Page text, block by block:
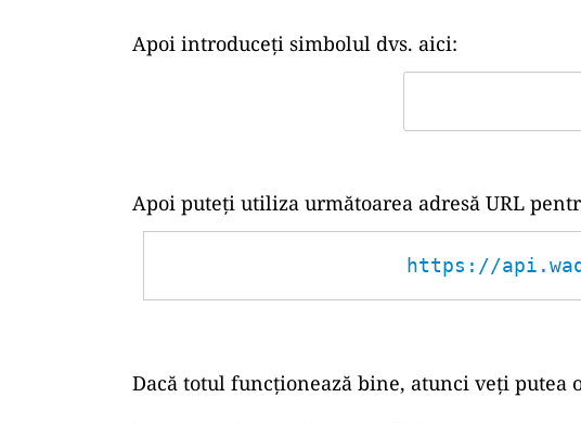
Apoi introduceți simbolul dvs. aici:
Apoi puteți utiliza următoarea adresă URL
https://
Dacă totul funcționează bine, atunci veți